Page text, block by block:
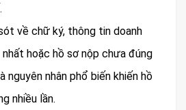
về chữ ký, thông tin doanh
hoặc hồ sơ nộp chưa đúng
nguyên nhân phổ biến khiến hồ
nhiều lần.